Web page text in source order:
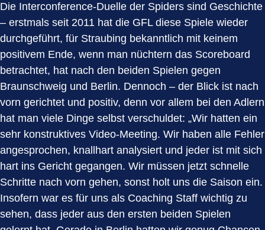
Die Interconference-Duelle der Spiders sind Geschichte
– erstmals seit 2011 hat die GFL diese Spiele wieder
durchgeführt, für Straubing bekanntlich mit keinem
positivem Ende, wenn man nüchtern das Scoreboard
betrachtet, hat nach den beiden Spielen gegen
Braunschweig und Berlin. Dennoch – der Blick ist nach
vorn gerichtet und positiv, denn vor allem bei den Adlern
hat man viele Dinge selbst verschuldet: „Wir hatten ein
sehr konstruktives Video-Meeting. Wir haben alle Fehler
angesprochen, knallhart analysiert und jeder ist mit sich
hart ins Gericht gegangen. Wir müssen jetzt schnelle
Schritte nach vorn gehen, sonst holt uns die Saison ein.
Insofern war es für uns als Coaching Staff wichtig zu
sehen, dass jeder aus den ersten beiden Spielen